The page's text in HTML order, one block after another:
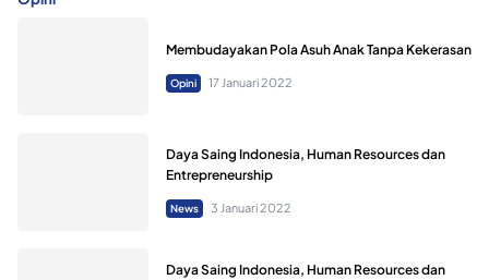
Membudayakan Pola Asuh Anak Tanpa Kekerasan
Opini 17 Januari 2022
Daya Saing Indonesia, Human Resources dan
Entrepreneurship
News 3 Januari 2022
Daya Saing Indonesia, Human Resources dan